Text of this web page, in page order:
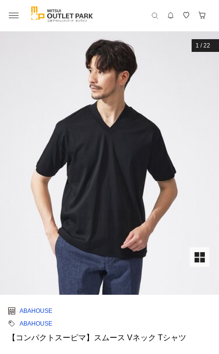
1 /22
ABAHOUSE
ABAHOUSE
【コンパクトスーピマ】スムース Vネック Tシャツ